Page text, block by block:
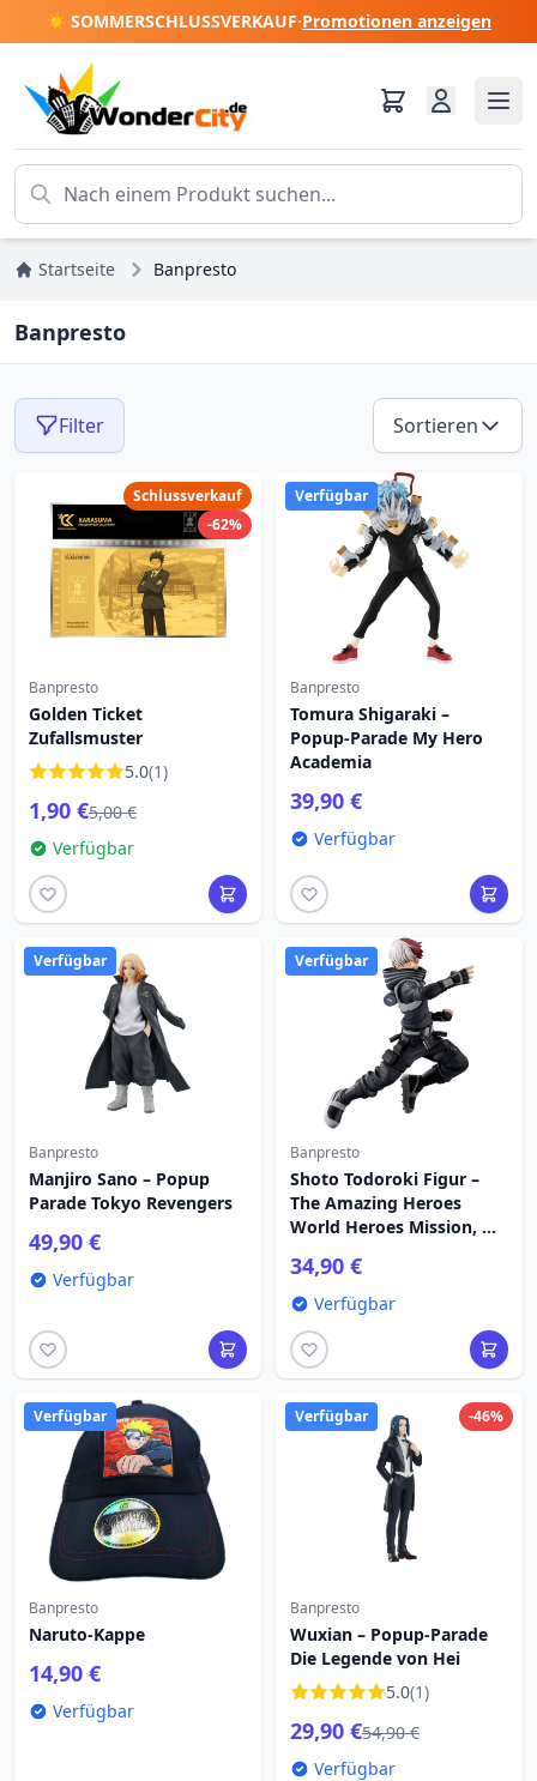
☀️ SOMMERSCHLUSSVERKAUF·Promotionen anzeigen
Startseite Banpresto
Banpresto
Filter Sortieren
Schlussverkauf
-62%
Banpresto
Golden Ticket
Zufallsmuster
5.0(1)
1,90 €5,00 €
Verfügbar
Verfügbar
Banpresto
Tomura Shigaraki –
Popup-Parade My Hero
Academia
39,90 €
Verfügbar
Verfügbar
Banpresto
Manjiro Sano – Popup
Parade Tokyo Revengers
49,90 €
Verfügbar
Verfügbar
Banpresto
Shoto Todoroki Figur –
The Amazing Heroes
World Heroes Mission, My
34,90 €
Verfügbar
Verfügbar
Banpresto
Naruto-Kappe
14,90 €
Verfügbar
-46%
Verfügbar
Banpresto
Wuxian – Popup-Parade
Die Legende von Hei
5.0(1)
29,90 €54,90 €
Verfügbar